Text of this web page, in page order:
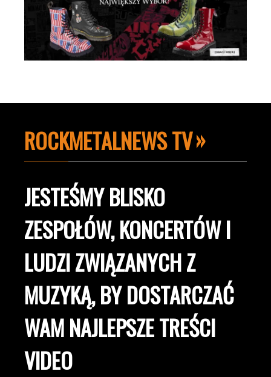
ROCKMETALNEWS TV
JESTEŚMY BLISKO
ZESPOŁÓW, KONCERTÓW I
LUDZI ZWIĄZANYCH Z
MUZYKĄ, BY DOSTARCZAĆ
WAM NAJLEPSZE TREŚCI
VIDEO